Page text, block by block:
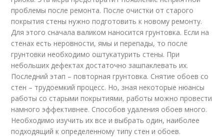
проблемы после ремонта. После очистки от старого
покрытия стены нужно подготовить к новому ремонту.
Для этого сначала валиком наносится грунтовка. Если на
стенах есть неровности, ямы и перепады, то после
грунтовки необходимо оштукатурить стены. При
небольших дефектах достаточно зашпаклевать их.
Последний этап – повторная грунтовка. Снятие обоев со
стен – трудоемкий процесс. Но, зная некоторые нюансы
работы со старыми покрытиями, работы можно провести
намного эффективнее. Способов удаления обоев много.
Необходимо изучить их все и выбрать один, наиболее
подходящий к определенному типу стен и обоев.